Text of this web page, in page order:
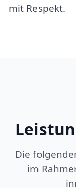
mit Respekt.
Die
im